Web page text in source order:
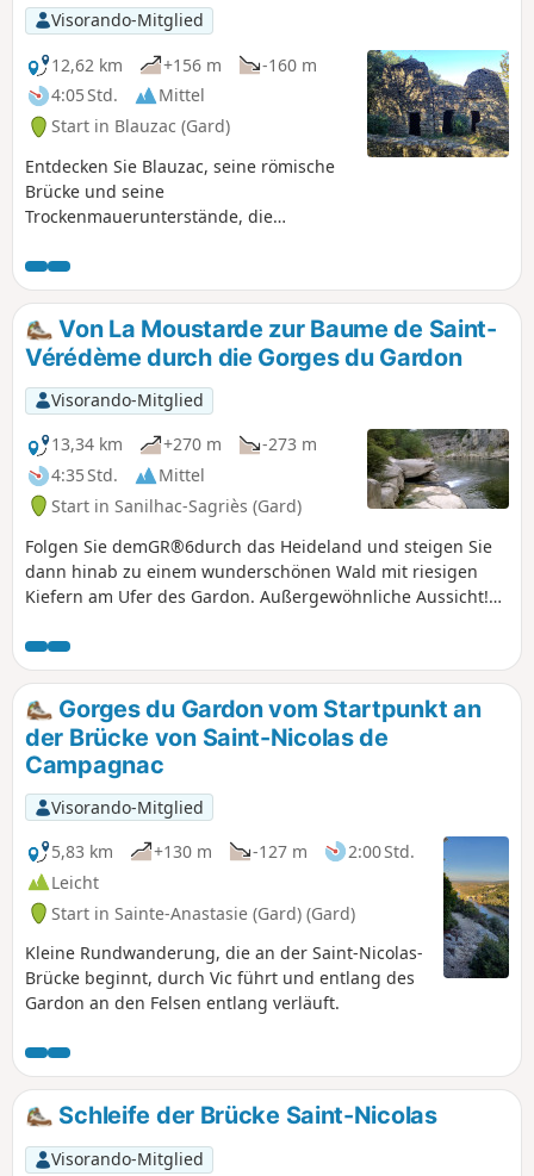
Visorando-Mitglied
12,62 km
+156 m
-160 m
4:05 Std.
Mittel
Start in Blauzac (Gard)
Entdecken Sie Blauzac, seine römische
Brücke und seine
Trockenmauerunterstände, die
Landwirte dienen.
Von La Moustarde zur Baume de Saint-
Vérédème durch die Gorges du Gardon
Visorando-Mitglied
13,34 km
+270 m
-273 m
4:35 Std.
Mittel
Start in Sanilhac-Sagriès (Gard)
Folgen Sie demGR®6durch das Heideland und steigen Sie
dann hinab zu einem wunderschönen Wald mit riesigen
Kiefern am Ufer des Gardon. Außergewöhnliche Aussicht!
seinen Quellen vorbei. Man gelangt dann zur Mühle
„Moulin de la Barque” und zur Einsiedelei „Ermitage de
Saint-Vérédème”. Die folgende Höhle „La Baume”
durchquert die Felswand und erfordert eine Taschenlampe,
ist jedoch zum Schutz der Fledermäuse nur einen Teil des
Jahres geöffnet. Über einen steilen, gesicherten Aufstieg
gelangt man zurück zumGR®6.
Gorges du Gardon vom Startpunkt an
der Brücke von Saint-Nicolas de
Campagnac
Visorando-Mitglied
5,83 km
+130 m -127 m
2:00 Std.
Leicht
Start in Sainte-Anastasie (Gard) (Gard)
Kleine Rundwanderung, die an der Saint-Nicolas-
Brücke beginnt, durch Vic führt und entlang des
Gardon an den Felsen entlang verläuft.
Schleife der Brücke Saint-Nicolas
Visorando-Mitglied